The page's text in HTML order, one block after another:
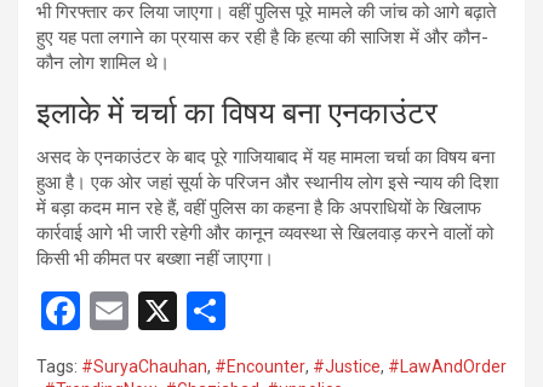
भी गिरफ्तार कर लिया जाएगा। वहीं पुलिस पूरे मामले की जांच को आगे बढ़ाते
हुए यह पता लगाने का प्रयास कर रही है कि हत्या की साजिश में और कौन-
कौन लोग शामिल थे।
इलाके में चर्चा का विषय बना एनकाउंटर
असद के एनकाउंटर के बाद पूरे गाजियाबाद में यह मामला चर्चा का विषय बना
हुआ है। एक ओर जहां सूर्या के परिजन और स्थानीय लोग इसे न्याय की दिशा
में बड़ा कदम मान रहे हैं, वहीं पुलिस का कहना है कि अपराधियों के खिलाफ
कार्रवाई आगे भी जारी रहेगी और कानून व्यवस्था से खिलवाड़ करने वालों को
किसी भी कीमत पर बख्शा नहीं जाएगा।
F
a
E
m
X
h
Tags: #SuryaChauhan, #Encounter, #Justice, #LawAndOrder